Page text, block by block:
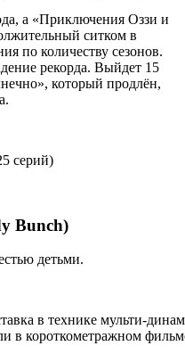
а «Приключения Оззи и
ситком в
по количеству сезонов.
рекорда. Выйдет 15
который продлён,
серий)
Bunch)
детьми.
в технике мульти-
в короткометражном